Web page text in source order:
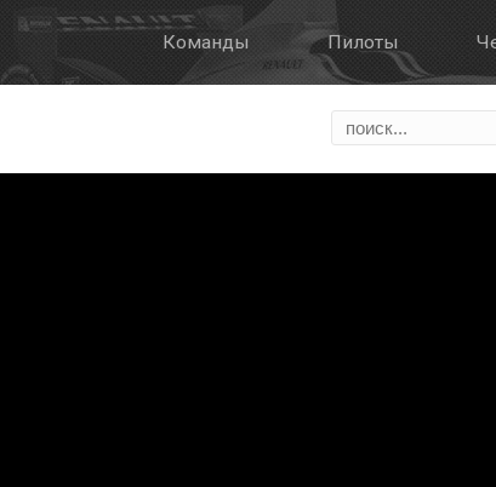
Команды Пилоты
Онлайн трансляция